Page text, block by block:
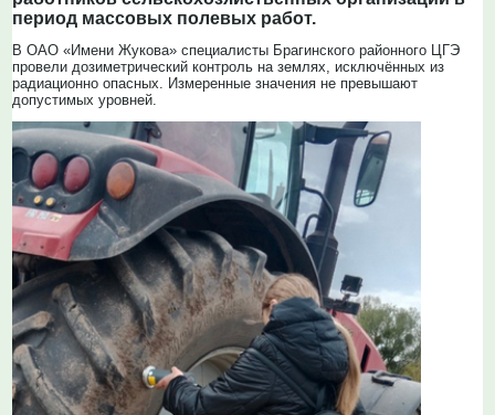
период массовых полевых работ.
В ОАО «Имени Жукова» специалисты Брагинского районного ЦГЭ
провели дозиметрический контроль на землях, исключённых из
радиационно опасных. Измеренные значения не превышают
допустимых уровней.